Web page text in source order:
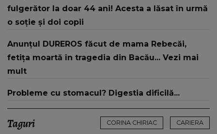
fulgerător la doar 44 ani! Acesta a lăsat în urmă
o soție și doi copii
Anunțul DUREROS făcut de mama Rebecăi,
fetița moartă în tragedia din Bacău... Vezi mai
mult
Probleme cu stomacul? Digestia dificilă...
Taguri CORINA CHIRIAC CARIERA